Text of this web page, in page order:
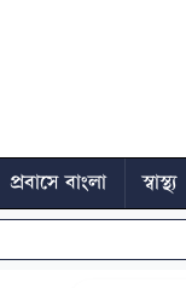
প্রবাসে বাংলা স্বাস্থ্য